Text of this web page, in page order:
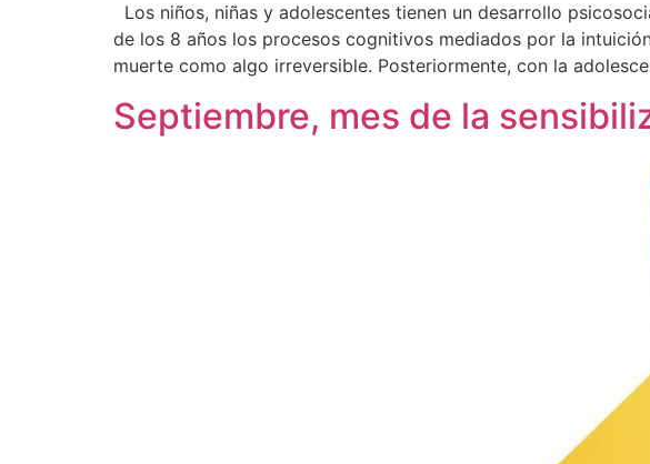
Los niños, niñas y adolescentes tienen un desarrollo
de los 8 años los procesos cognitivos mediados por la
muerte como algo irreversible. Posteriormente, con la
Septiembre, mes de la